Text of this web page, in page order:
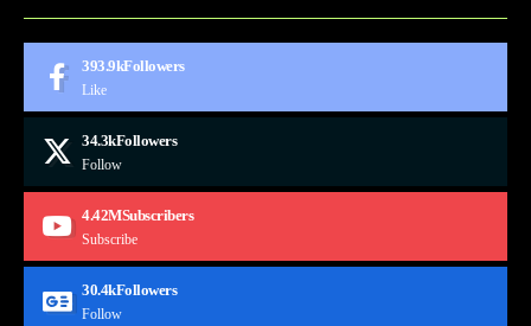
393.9kFollowers
Like
34.3kFollowers
Follow
4.42MSubscribers
Subscribe
30.4kFollowers
Follow